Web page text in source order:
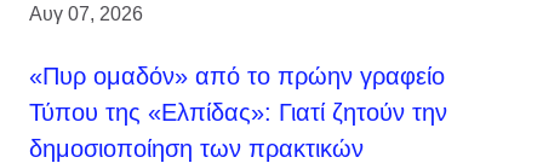
Αυγ 07, 2026
«Πυρ ομαδόν» από το πρώην γραφείο
Τύπου της «Ελπίδας»: Γιατί ζητούν την
δημοσιοποίηση των πρακτικών